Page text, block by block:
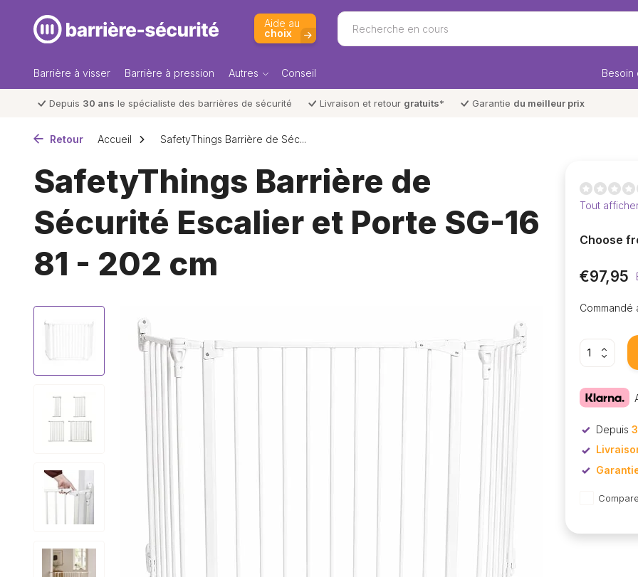
Aide au
choix
Barrière à visser Barrière à pression Autres Conseil Besoin
Depuis 30 ans le spécialiste des barrières de sécurité Livraison et retour gratuits* Garantie du meilleur prix
Retour Accueil SafetyThings Barrière de Séc...
SafetyThings Barrière de
Sécurité Escalier et Porte SG-16
81 - 202 cm
Tout
Choose
€97,95
Commandé
Depuis